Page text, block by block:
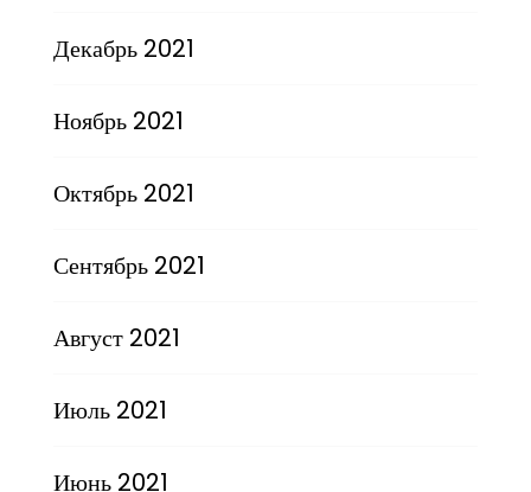
Декабрь 2021
Ноябрь 2021
Октябрь 2021
Сентябрь 2021
Август 2021
Июль 2021
Июнь 2021